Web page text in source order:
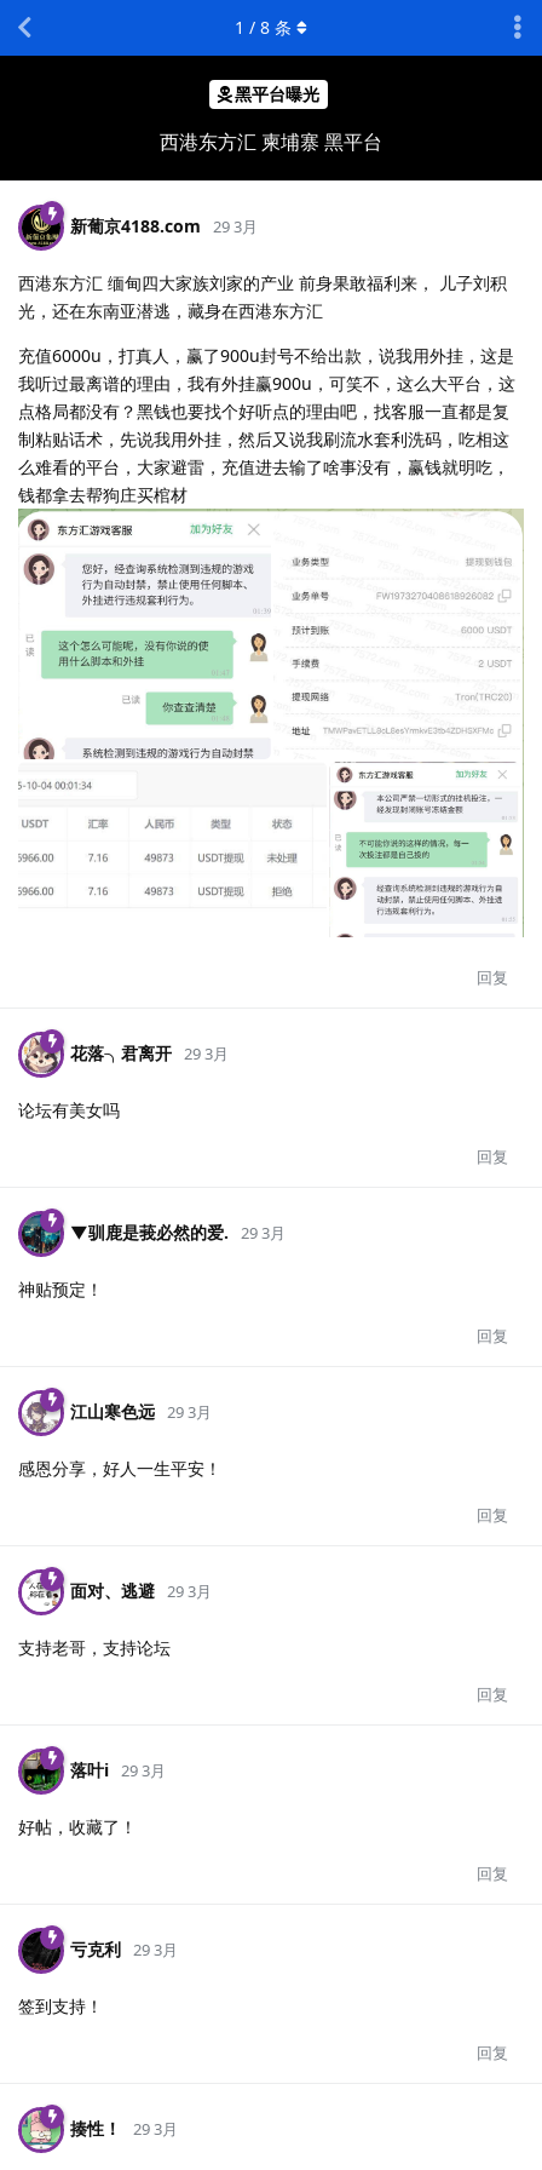
黑平台曝光
西港东方汇 柬埔寨 黑平台
1 / 8 条
新葡京4188.​com 29 3月
西港东方汇 缅甸四大家族刘家的产业 前身果敢福利来， 儿子刘积
光，还在东南亚潜逃，藏身在西港东方汇
充值6000u，打真人，赢了900u封号不给出款，说我用外挂，这是
我听过最离谱的理由，我有外挂赢900u，可笑不，这么大平台，这
点格局都没有？黑钱也要找个好听点的理由吧，找客服一直都是复
制粘贴话术，先说我用外挂，然后又说我刷流水套利洗码，吃相这
么难看的平台，大家避雷，充值进去输了啥事没有，赢钱就明吃，
钱都拿去帮狗庄买棺材
回复
花落╮君离开 29 3月
论坛有美女吗
回复
▼驯鹿是莪必然的爱.​ 29 3月
神贴预定！
回复
江山寒色远 29 3月
感恩分享，好人一生平安！
回复
面对、逃避 29 3月
支持老哥，支持论坛
回复
落叶i 29 3月
好帖，收藏了！
回复
亏克利 29 3月
签到支持！
回复
揍性！ 29 3月